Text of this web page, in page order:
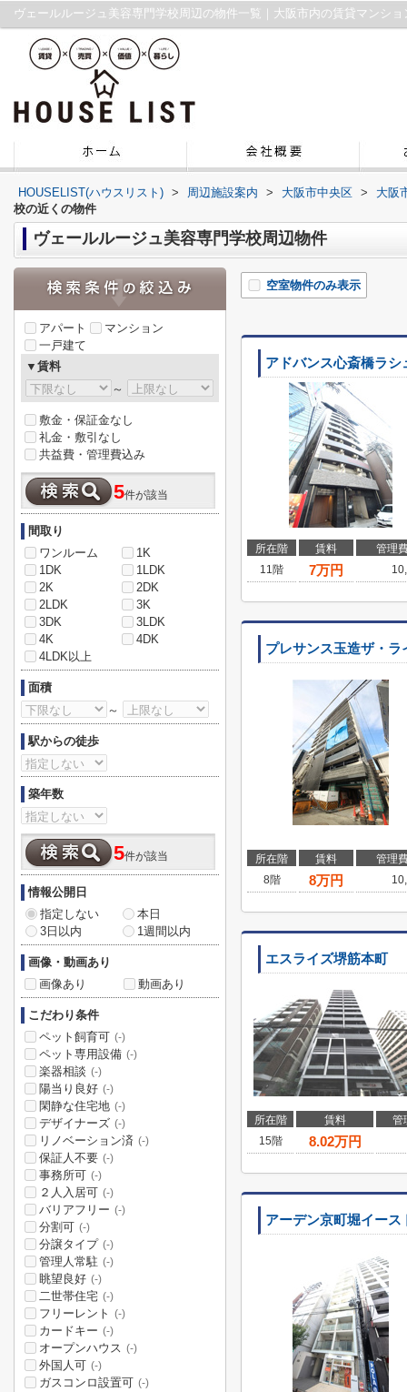
ヴェールルージュ美容専門学校周辺の物件一覧｜大阪市内の賃貸マンシ
HOUSELIST(ハウスリスト) > 周辺施設案内 > 大阪市中央区 >
大阪
校の近くの物件
ヴェールルージュ美容専門学校周辺物件
空室物件のみ表示
アドバンス心斎橋ラシ
所在階 賃料
管理
11階
7万円
プレサンス玉造ザ・ラ
所在階 賃料
管理
8階
8万円
エスライズ堺筋本町
所在階 賃料
管
15階
8.02万円
アーデン京町堀イース
アパート
マンション
一戸建て
▼賃料
～
敷金・保証金なし
礼金・敷引なし
共益費・管理費込み
5件が該当
間取り
ワンルーム
1K
1DK
1LDK
2K
2DK
2LDK
3K
3DK
3LDK
4K
4DK
4LDK以上
面積
～
駅からの徒歩
築年数
5件が該当
情報公開日
指定しない
本日
3日以内
1週間以内
画像・動画あり
画像あり
動画あり
こだわり条件
ペット飼育可 (-)
ペット専用設備 (-)
楽器相談 (-)
陽当り良好 (-)
閑静な住宅地 (-)
デザイナーズ (-)
リノベーション済 (-)
保証人不要 (-)
事務所可 (-)
２人入居可 (-)
バリアフリー (-)
分割可 (-)
分譲タイプ (-)
管理人常駐 (-)
眺望良好 (-)
二世帯住宅 (-)
フリーレント (-)
カードキー (-)
オープンハウス (-)
外国人可 (-)
ガスコンロ設置可 (-)